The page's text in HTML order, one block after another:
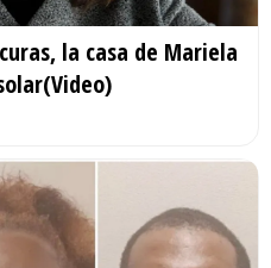
la casa de Mariela